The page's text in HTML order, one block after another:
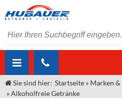
ÜBER UNS
Sie sind hier: Startseite » Marken
»Alkoholfreie Getränke